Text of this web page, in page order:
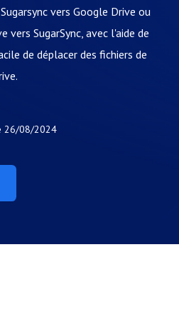
vers Google Drive ou
vers SugarSync, avec l'aide de
de déplacer des fichiers de
26/08/2024